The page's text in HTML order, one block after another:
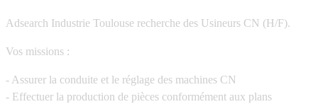
Adsearch Industrie Toulouse recherche des Usineurs CN (H/F).
Vos missions :
- Assurer la conduite et le réglage des machines CN
- Effectuer la production de pièces conformément aux plans